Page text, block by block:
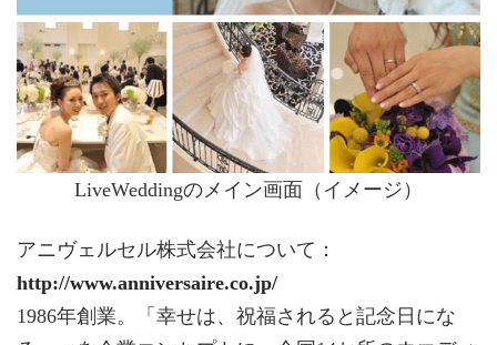
LiveWeddingのメイン画面（イメージ）
アニヴェルセル株式会社について：
http://www.anniversaire.co.jp/
1986年創業。「幸せは、祝福されると記念日にな